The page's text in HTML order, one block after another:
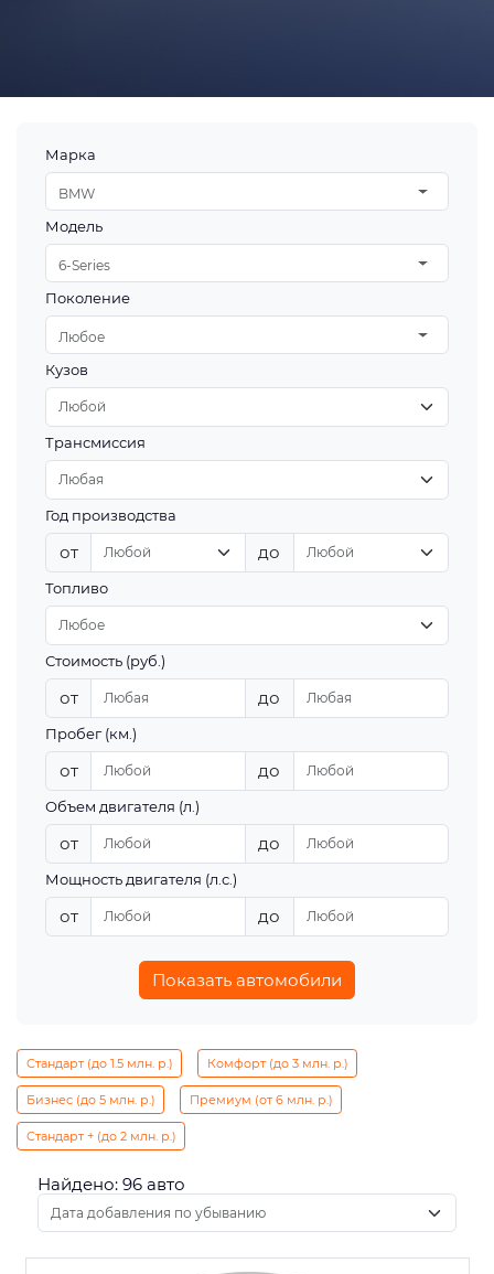
Марка
BMW
Модель
6-Series
Поколение
Любое
Кузов
Трансмиссия
Год производства
от до
Топливо
Стоимость (руб.)
от до
Пробег (км.)
от до
Объем двигателя (л.)
от до
Мощность двигателя (л.с.)
от до
Показать автомобили
Стандарт (до 1.5 млн. р.) Комфорт (до 3 млн. р.)
Бизнес (до 5 млн. р.) Премиум (от 6 млн. р.)
Стандарт + (до 2 млн. р.)
Найдено: 96 авто